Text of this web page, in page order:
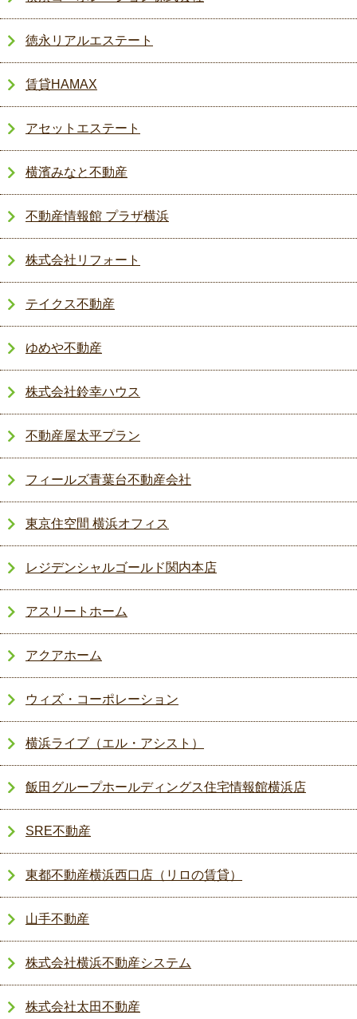
徳永リアルエステート
賃貸HAMAX
アセットエステート
横濱みなと不動産
不動産情報館 プラザ横浜
株式会社リフォート
テイクス不動産
ゆめや不動産
株式会社鈴幸ハウス
不動産屋太平プラン
フィールズ青葉台不動産会社
東京住空間 横浜オフィス
レジデンシャルゴールド関内本店
アスリートホーム
アクアホーム
ウィズ・コーポレーション
横浜ライブ（エル・アシスト）
飯田グループホールディングス住宅情報館横浜店
SRE不動産
東都不動産横浜西口店（リロの賃貸）
山手不動産
株式会社横浜不動産システム
株式会社太田不動産